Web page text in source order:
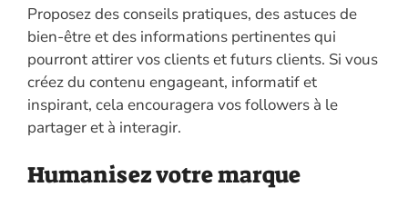
Proposez des conseils pratiques, des astuces de
bien-être et des informations pertinentes qui
pourront attirer vos clients et futurs clients. Si vous
créez du contenu engageant, informatif et
inspirant, cela encouragera vos followers à le
partager et à interagir.
Humanisez votre marque